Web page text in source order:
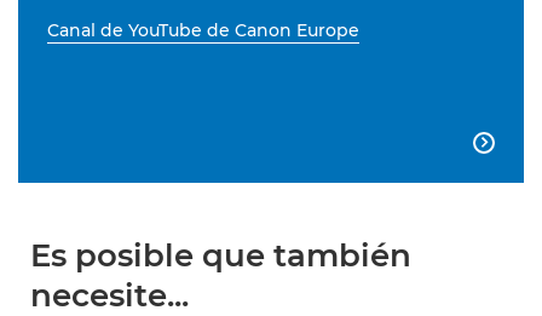
Canal de YouTube de Canon Europe

Es posible que también
necesite...